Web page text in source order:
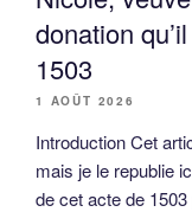
donation
1503
1 AOÛT 2026
Introduction Cet
mais je le republie
de cet acte de